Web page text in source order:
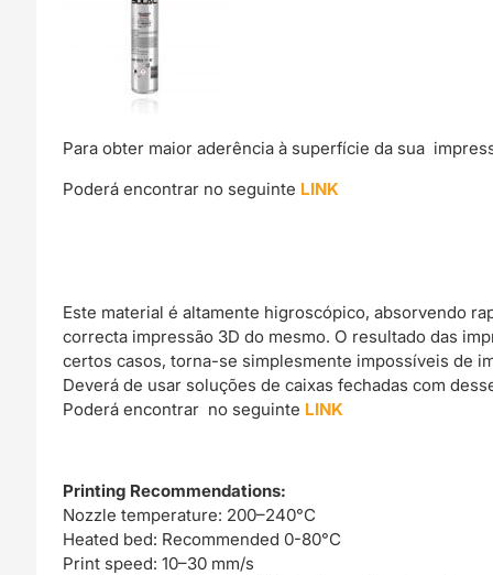
Para obter maior aderência à superfície da sua
Poderá encontrar no seguinte LINK
Este material é altamente higroscópico, absorvendo
correcta impressão 3D do mesmo. O resultado das
certos casos, torna-se simplesmente impossíveis de
Deverá de usar soluções de caixas fechadas com
Poderá encontrar no seguinte LINK
Printing Recommendations:
Nozzle temperature: 200–240°C
Heated bed: Recommended 0-80°C
Print speed: 10–30 mm/s